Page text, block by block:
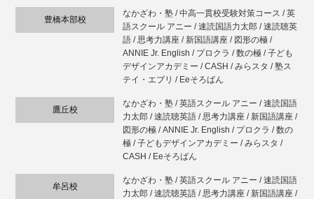
豊橋本部校
なかざわ・塾 / 中高一貫校受験対策コース / 英
語スクール アニー / 速読国語力太郎 / 速読聴英
語 / 思考力講座 / 新国語講座 / 図形の極 /
ANNIE Jr. English / プロクラ / 数の極 / 子ども
デザインアカデミー / CASH / みらスタ / 塾ス
テイ・エブリ / Eeそろばん
鷹丘校
なかざわ・塾 / 英語スクール アニー / 速読国語
力太郎 / 速読聴英語 / 思考力講座 / 新国語講座 /
図形の極 / ANNIE Jr. English / プロクラ / 数の
極 / 子どもデザインアカデミー / みらスタ /
CASH / Eeそろばん
牟呂校
なかざわ・塾 / 英語スクール アニー / 速読国語
力太郎 / 速読聴英語 / 思考力講座 / 新国語講座 /